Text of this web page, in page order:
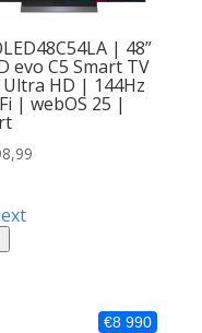
| 48”
evo C5 Smart TV
Ultra HD | 144Hz
| webOS 25 |
€8 990